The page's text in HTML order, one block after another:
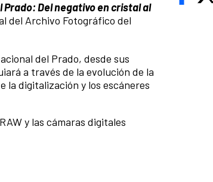
Del negativo en cristal al
del Archivo Fotográfico del
del Prado, desde sus
a través de la evolución de la
la digitalización y los escáneres
y las cámaras digitales